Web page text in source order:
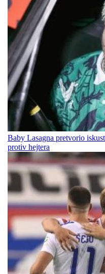
Baby Lasagna pretvorio
protiv hejtera